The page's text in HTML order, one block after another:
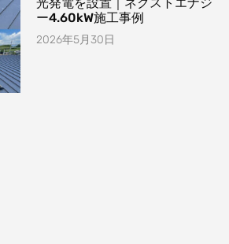
ー4.60kW施工事例
2026年5月30日